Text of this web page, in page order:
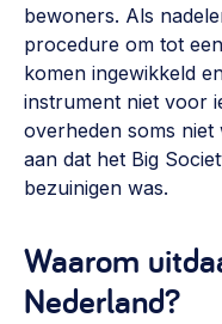
Omgevingswet en
invoering
gebiedsontwikkeling>
bewoners. Als
procedure om tot
komen ingewikkeld
instrument niet voor
overheden soms niet
aan dat het Big
bezuinigen was.
Waarom
Nederland?